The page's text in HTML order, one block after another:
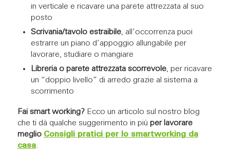
in verticale e ricavare una parete attrezzata al suo
posto
Scrivania/tavolo estraibile, all’occorrenza puoi
estrarre un piano d’appoggio allungabile per
lavorare, studiare o mangiare
Libreria o parete attrezzata scorrevole, per ricavare
un “doppio livello” di arredo grazie al sistema a
scorrimento
Fai smart working?Ecco un articolo sul nostro blog
che ti dà qualche suggerimento in più per lavorare
meglio Consigli pratici per lo smartworking da
casa.